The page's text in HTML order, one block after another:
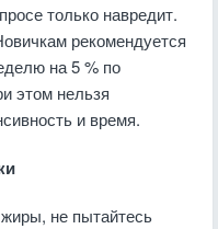
только навредит.
рекомендуется
на 5 % по
этом нельзя
и время.
не пытайтесь